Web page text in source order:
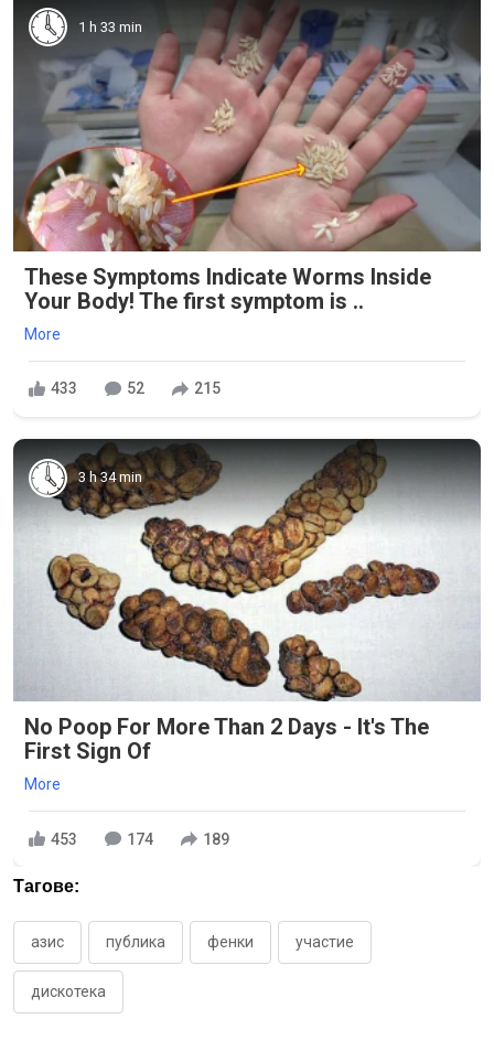
1 h 33 min
These Symptoms Indicate Worms Inside
Your Body! The first symptom is ..
More
433 52 215
3 h 34 min
No Poop For More Than 2 Days - It's The
First Sign Of
More
453 174 189
Тагове:
азис публика фенки участие
дискотека